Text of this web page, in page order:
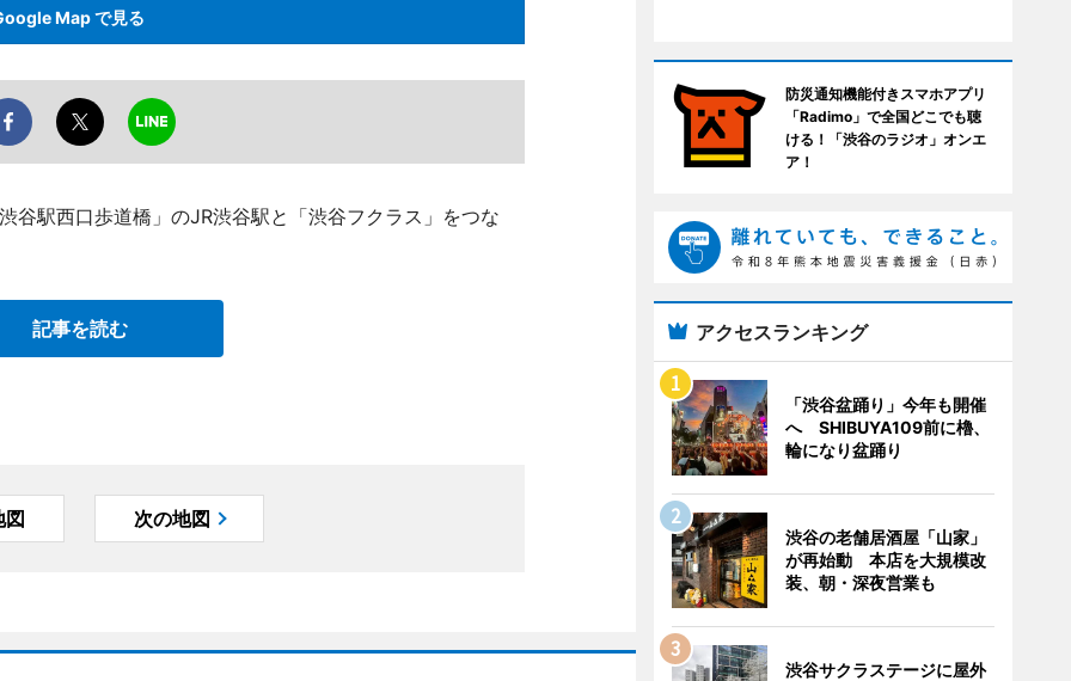
Map で見る
谷駅西口歩道橋」のJR渋谷駅と「渋谷フクラス」をつな
記事を読む
図 次の地図
防災通知機能付きスマホアプリ
「Radimo」で全国どこでも聴
ける！「渋谷のラジオ」オンエ
ア！
アクセスランキング
「渋谷盆踊り」今年も開催
へ SHIBUYA109前に櫓、
輪になり盆踊り
渋谷の老舗居酒屋「山家」
が再始動 本店を大規模改
装、朝・深夜営業も
渋谷サクラステージに屋外